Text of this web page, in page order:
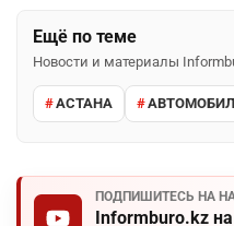
Ещё по теме
Новости и материалы
АСТАНА
ПОДПИШИТЕСЬ НА
Informburo.kz